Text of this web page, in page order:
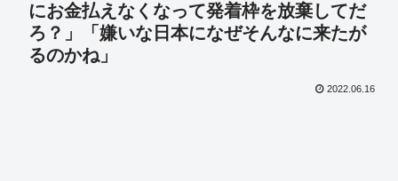
にお金払えなくなって発着枠を放棄してだ
ろ？」「嫌いな日本になぜそんなに来たが
るのかね」
2022.06.16